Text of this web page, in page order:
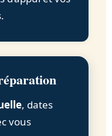
, dates
vous